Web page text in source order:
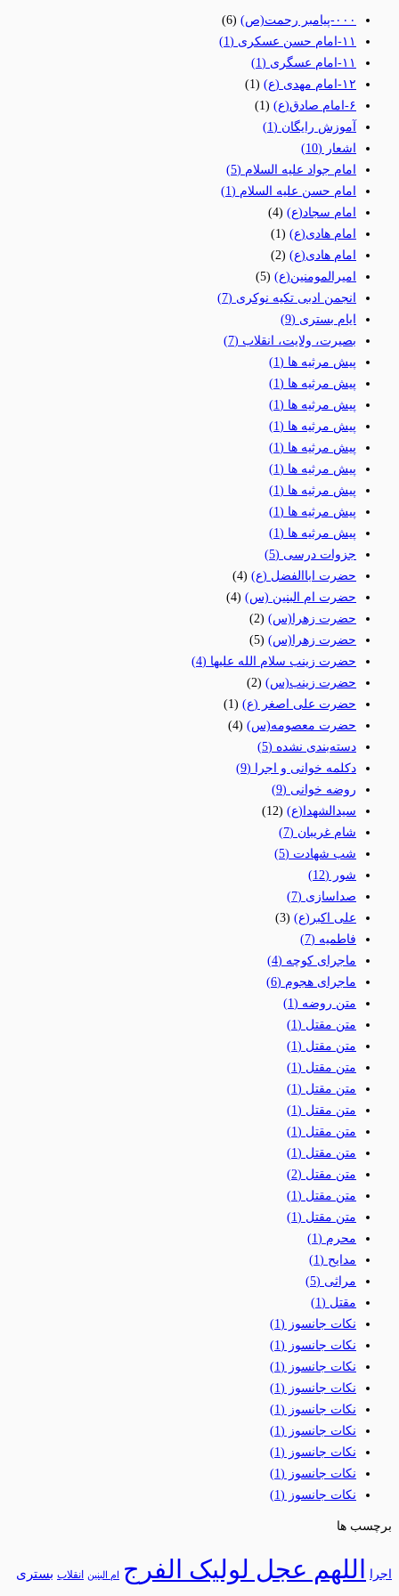
٠٠٠-پیامبر رحمت(ص)
(6)
١١-امام حسن عسکری
(1)
١١-امام عسگری
(1)
١٢-امام مهدی (ع)
(1)
۶-امام صادق(ع)
(1)
آموزش رایگان (1)
اشعار (10)
امام جواد علیه السلام (5)
امام حسن علیه السلام (1)
امام سجاد(ع) (4)
امام هادی(ع) (1)
امام هادی(ع) (2)
امیرالمومنین(ع) (5)
انجمن ادبی تکیه نوکری (7)
ایام بستری (9)
بصیرت، ولایت، انقلاب (7)
پیش مرثیه ها (1)
پیش مرثیه ها (1)
پیش مرثیه ها (1)
پیش مرثیه ها (1)
پیش مرثیه ها (1)
پیش مرثیه ها (1)
پیش مرثیه ها (1)
پیش مرثیه ها (1)
پیش مرثیه ها (1)
جزوات درسی (5)
حضرت اباالفضل (ع) (4)
حضرت ام البنین (س) (4)
حضرت زهرا(س) (2)
حضرت زهرا(س) (5)
حضرت زینب سلام الله علیها (4)
حضرت زینب(س) (2)
حضرت علی اصغر (ع) (1)
حضرت معصومه(س) (4)
دسته‌بندی نشده (5)
دکلمه خوانی و اجرا (9)
روضه خوانی (9)
سیدالشهدا(ع) (12)
شام غریبان (7)
شب شهادت (5)
شور (12)
صداسازی (7)
علی اکبر(ع) (3)
فاطمیه (7)
ماجرای کوچه (4)
ماجرای هجوم (6)
متن روضه (1)
متن مقتل (1)
متن مقتل (1)
متن مقتل (1)
متن مقتل (1)
متن مقتل (1)
متن مقتل (1)
متن مقتل (1)
متن مقتل (2)
متن مقتل (1)
متن مقتل (1)
محرم (1)
مدایح (1)
مراثی (5)
مقتل (1)
نکات جانسوز (1)
نکات جانسوز (1)
نکات جانسوز (1)
نکات جانسوز (1)
نکات جانسوز (1)
نکات جانسوز (1)
نکات جانسوز (1)
نکات جانسوز (1)
نکات جانسوز (1)
برچسب ها
اجرا اللهم عجل لولیک الفرج ام البنین انقلاب بستری